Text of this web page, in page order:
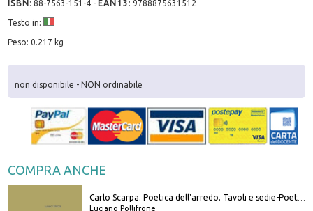
ISBN:88-7563-151-4 - EAN13 :9788875631512
Testo in:
Peso: 0.217 kg
non disponibile - NON ordinabile
COMPRA ANCHE
Carlo Scarpa. Poetica dell'arredo. Tavoli e sedie-Poetics of furniture. Tables and chairs. Ediz. bilingue
Luciano Pollifrone